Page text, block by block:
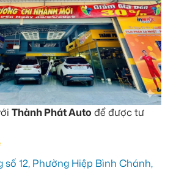
Thành Phát Auto để được tư
số 12, Phường Hiệp Bình Chánh,